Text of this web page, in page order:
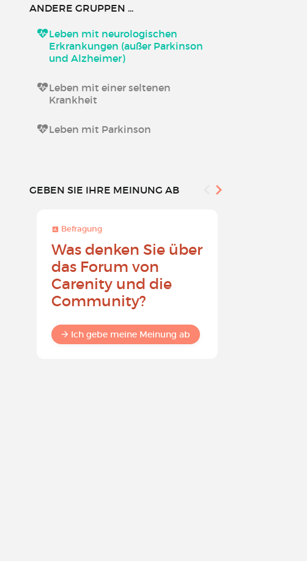
ANDERE GRUPPEN ...
Leben mit neurologischen
Erkrankungen (außer Parkinson
und Alzheimer)
Leben mit einer seltenen
Krankheit
Leben mit Parkinson
GEBEN SIE IHRE MEINUNG AB
Befragung
Was denken Sie über
das Forum von
Carenity und die
Community?
Ich gebe meine Meinung ab